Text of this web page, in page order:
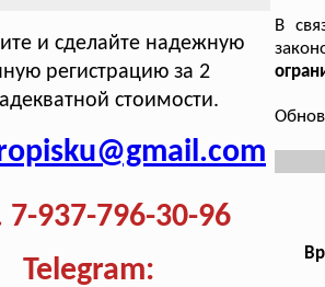
и сделайте надежную
регистрацию за 2
стоимости.
7-937-796-30-96
Telegram:
В